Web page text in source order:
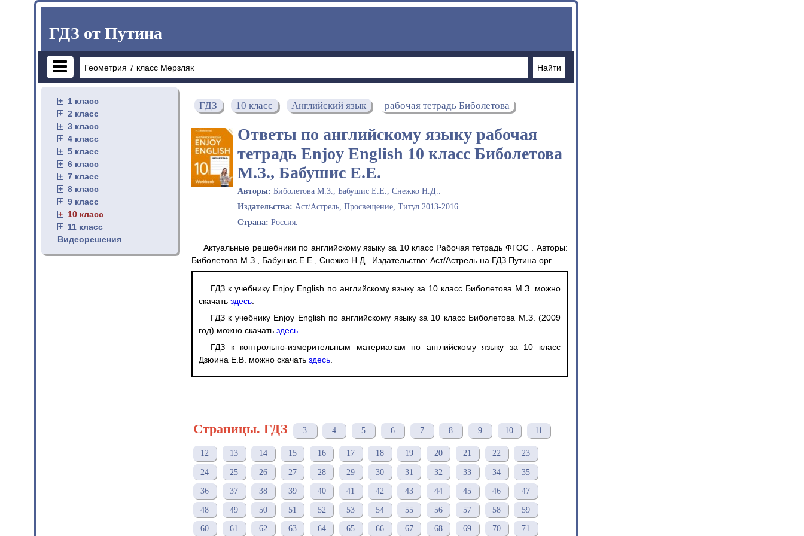
ГДЗ от Путина
1 класс
2 класс
3 класс
4 класс
5 класс
6 класс
7 класс
8 класс
9 класс
10 класс
11 класс
Видеорешения
ГДЗ 10 класс Английский язык рабочая тетрадь Биболетова
Ответы по английскому языку рабочая
тетрадь Enjoy English 10 класс Биболетова
М.З., Бабушис Е.Е.
Авторы: Биболетова М.З., Бабушис Е.Е., Снежко Н.Д..
Издательства: Аст/Астрель, Просвещение, Титул 2013-2016
Страна: Россия.
Актуальные решебники по английскому языку за 10 класс Рабочая тетрадь ФГОС . Авторы:
Биболетова М.З., Бабушис Е.Е., Снежко Н.Д.. Издательство: Аст/Астрель на ГДЗ Путина орг
ГДЗ к учебнику Enjoy English по английскому языку за 10 класс Биболетова М.З. можно
скачать здесь
ГДЗ к учебнику Enjoy English по английскому языку за 10 класс Биболетова М.З. (2009
год) можно скачать здесь
ГДЗ к контрольно-измерительным материалам по английскому языку за 10 класс
Дзюина Е.В. можно скачать здесь
Страницы. ГДЗ 3 4 5 6 7 8 9 10 11
12 13 14 15 16 17 18 19 20 21 22 23
24 25 26 27 28 29 30 31 32 33 34 35
36 37 38 39 40 41 42 43 44 45 46 47
48 49 50 51 52 53 54 55 56 57 58 59
60 61 62 63 64 65 66 67 68 69 70 71